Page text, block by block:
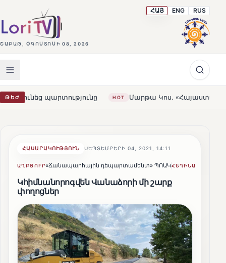
ՇԱԲԱԹ, ՕԳՈՍՏՈՍԻ 08, 2026
ՀԱՅ ENG RUS
ԹԵԺ
պարտությունը HOT Մարթա Կոս. «Հայաստանն ու ԵՄ-ն
ՀԱՍԱՐԱԿՈՒԹՅՈՒՆ ՍԵՊՏԵՄԲԵՐԻ 04, 2021, 14:11
ԱՂԲՅՈՒՐ«Ճանապարհային դեպարտամենտ» ՊՈԱԿՀԵՂԻՆԱԿ
Կհիմնանորոգվեն Վանաձորի մի շարք
փողոցներ